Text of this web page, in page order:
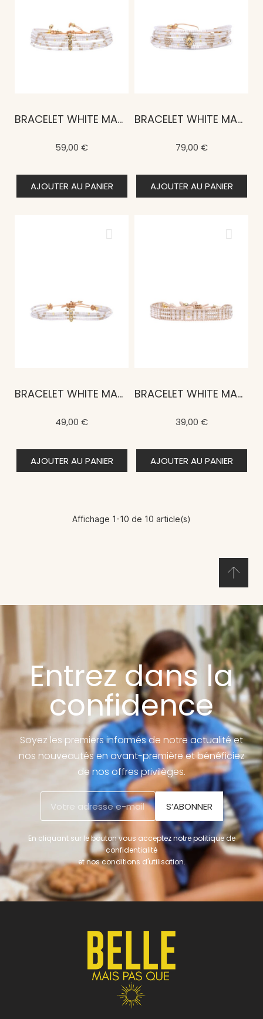
BRACELET WHITE MAASAÏ ESI
59,00 €
AJOUTER AU PANIER
BRACELET WHITE MAASAÏ JALIA
79,00 €
AJOUTER AU PANIER
BRACELET WHITE MAASAÏ NALA
49,00 €
AJOUTER AU PANIER
BRACELET WHITE MAASAÏ NIA
39,00 €
AJOUTER AU PANIER
Affichage 1-10 de 10 article(s)
Entrez dans la
confidence
Soyez les premiers informés de notre actualité et
nos nouveautés en avant-première et bénéficiez
de nos offres privilèges.
S’ABONNER
En cliquant sur le bouton vous acceptez notre politique de
confidentialité
et nos conditions d'utilisation.